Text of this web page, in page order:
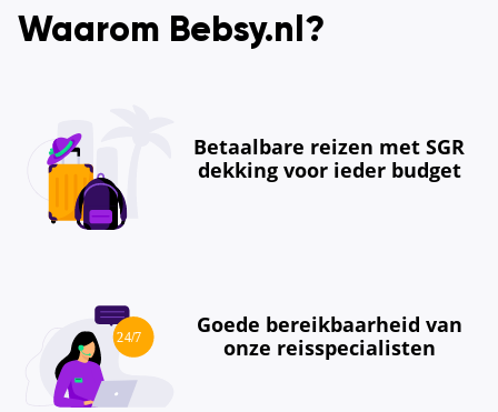
Waarom Bebsy.nl?
Betaalbare reizen met SGR
dekking voor ieder budget
Goede bereikbaarheid van
onze reisspecialisten